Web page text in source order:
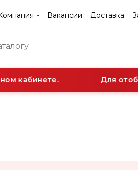
Вакансии Доставка
кабинете. Для